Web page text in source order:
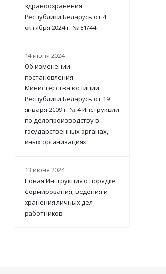
здравоохранения
Республики Беларусь от 4
октября 2024 г. № 81/44
14 июня 2024
Об изменении
постановления
Министерства юстиции
Республики Беларусь от 19
января 2009 г. № 4 Инструкции
по делопроизводству в
государственных органах,
иных организациях
13 июня 2024
Новая Инструкция о порядке
формирования, ведения и
хранения личных дел
работников